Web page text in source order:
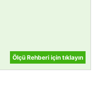
Ölçü Rehberi için tıklayın